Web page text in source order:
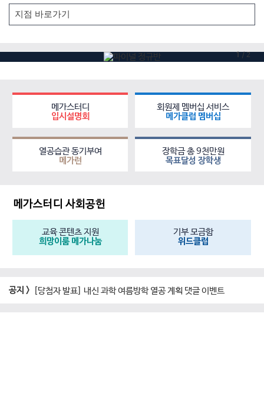
1 / 2
메가스터디
입시설명회
회원제 멤버십 서비스
메가클럽 멤버십
열공습관 동기부여
메가런
장학금 총 9천만원
목표달성 장학생
메가스터디 사회공헌
교육 콘텐츠 지원
희망이룸 메가나눔
기부 모금함
위드클럽
공지 > [당첨자 발표] 내신 과학 여름방학 열공 계획 댓글 이벤트